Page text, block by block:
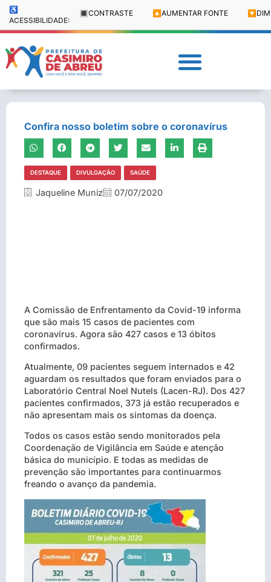
♿
ACESSIBILIDADE:
🔳 CONTRASTE 🔼 AUMENTAR FONTE 🔽
Confira nosso boletim sobre o coronavírus
DESTAQUE DIVULGAÇÃO SAÚDE
Jaqueline Muniz 07/07/2020
A Comissão de Enfrentamento da Covid-19 informa
que são mais 15 casos de pacientes com
coronavírus. Agora são 427 casos e 13 óbitos
confirmados.
Atualmente, 09 pacientes seguem internados e 42
aguardam os resultados que foram enviados para o
Laboratório Central Noel Nutels (Lacen-RJ). Dos 427
pacientes confirmados, 373 já estão recuperados e
não apresentam mais os sintomas da doença.
Todos os casos estão sendo monitorados pela
Coordenação de Vigilância em Saúde e atenção
básica do município. E todas as medidas de
prevenção são importantes para continuarmos
freando o avanço da pandemia.